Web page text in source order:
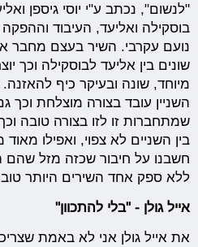
"לנשום", נכתב ע"י יוסי גיספן
בוסקילה ואליעד, העיבוד
נועם עקרבי. השיר בעצם מחבר
שונים בין אליעד לבוסקילה וכך
מיוחד, שונה ובעיקר כיף
השניין עובד בצורה מוצלחת וכך
שמתחברות זו לזו בצורה טובה
בין השניים לא צפוי, ואפילו
חשבנו על חיבור שכזה מזל שהם
ללא ספק אחד השירים היותר
אייל גולן - "בלי להתכוון"
את אייל גולן אני לא באמת